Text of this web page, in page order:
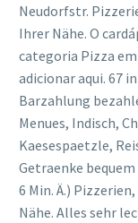
Neudorfstr.
Ihrer Nähe. O
categoria Pizza
adicionar aqui. 67
Barzahlung
Menues, Indisch,
Kaesespaetzle,
Getraenke
6 Min. Ä.)
Nähe. Alles sehr